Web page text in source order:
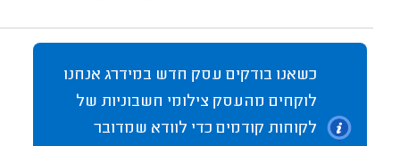
כשאנו בודקים עסק חדש במידרג אנחנו
לוקחים מהעסק צילומי חשבוניות של
לקוחות קודמים כדי לוודא שמדובר